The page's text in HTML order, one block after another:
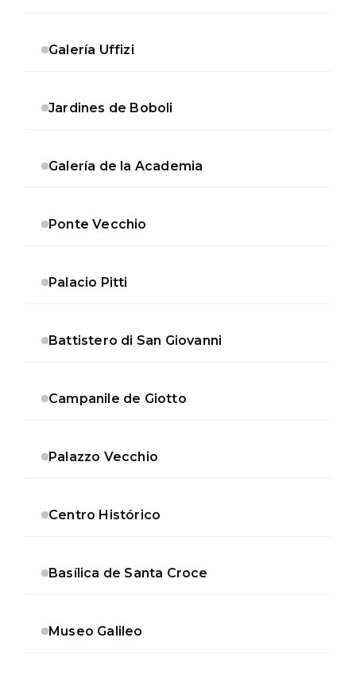
Galería Uffizi
Jardines de Boboli
Galería de la Academia
Ponte Vecchio
Palacio Pitti
Battistero di San Giovanni
Campanile de Giotto
Palazzo Vecchio
Centro Histórico
Basílica de Santa Croce
Museo Galileo